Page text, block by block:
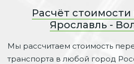
Расчёт стоимости
Ярославль -
Мы рассчитаем стоимость
транспорта в любой город